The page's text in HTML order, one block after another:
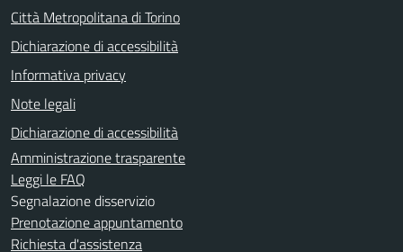
Città Metropolitana di Torino
Dichiarazione di accessibilità
Informativa privacy
Note legali
Dichiarazione di accessibilità
Amministrazione trasparente
Leggi le FAQ
Segnalazione disservizio
Prenotazione appuntamento
Richiesta d'assistenza